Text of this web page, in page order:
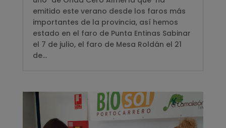
emitido este verano desde los faros más
importantes de la provincia, así hemos
estado en el faro de Punta Entinas Sabinar
el 7 de julio, el faro de Mesa Roldán el 21
de...